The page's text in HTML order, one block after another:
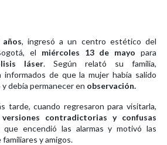
años, ingresó a un centro estético del
el miércoles 13 de mayopara
láser. Según relató su familia,
de que la mujer había salido
debía permanecer en observación.
tarde, cuando regresaron para visitarla,
versiones contradictorias y confusas
encendió las alarmas y motivó las
y amigos.